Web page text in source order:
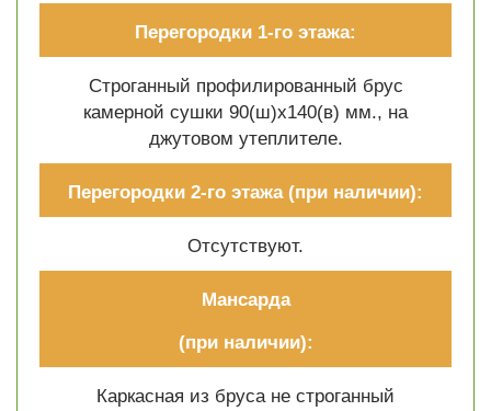
Перегородки 1-го этажа:
Строганный профилированный брус
камерной сушки 90(ш)х140(в) мм., на
джутовом утеплителе.
Перегородки 2-го этажа (при наличии):
Отсутствуют.
Мансарда
(при наличии):
Каркасная из бруса не строганный